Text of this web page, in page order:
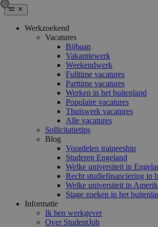
Werkzoekend
Vacatures
Bijbaan
Vakantiewerk
Weekendwerk
Fulltime vacatures
Parttime vacatures
Werken in het buitenland
Populaire vacatures
Thuiswerk vacatures
Alle vacatures
Sollicitatietips
Blog
Voordelen traineeship
Studeren Engeland
Welke universiteit in
Recht studiefinanciering in
Welke universiteit in
Stage zoeken in het
Informatie
Ik ben werkgever
Over StudentJob